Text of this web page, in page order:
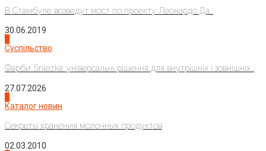
В Стамбуле возведут мост по проекту Леонардо Да...
30.06.2019
Суспільство
Фарби Sniezka: універсальні рішення для внутрішніх і зовнішніх...
27.07.2026
Каталог новин
Секреты хранения молочных продуктов
02.03.2010